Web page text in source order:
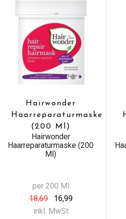
Hairwonder
Haarreparaturmaske
(200 Ml)
Hairwonder
Haarreparaturmaske (200
Ml)
per 200 Ml
18,69
16,99
inkl. MwSt